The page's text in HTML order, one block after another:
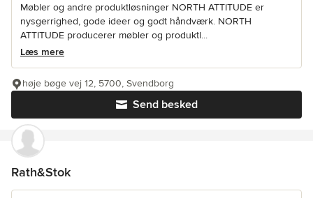
Møbler og andre produktløsninger NORTH ATTITUDE er
nysgerrighed, gode ideer og godt håndværk. NORTH
ATTITUDE producerer møbler og produktl...
Læs mere
Send besked
høje bøge vej 12, 5700, Svendborg
Rath&Stok